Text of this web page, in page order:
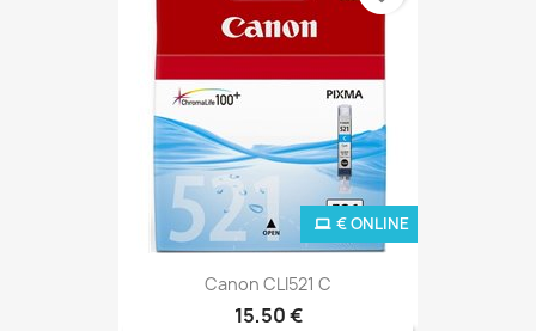
Canon CLI521 C
15,50 €
€ ONLINE